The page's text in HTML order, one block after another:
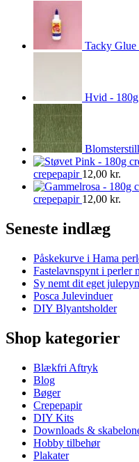
Tacky
Hvid -
crepepapir 12,00 kr.
crepepapir 12,00 kr.
Seneste indlæg
Påskekurve i Hama
Fastelavnspynt i perler
Sy nemt dit eget
Posca Julevinduer
DIY Blyantsholder
Shop kategorier
Blækfri Aftryk
Blog
Bøger
Crepepapir
DIY Kits
Downloads &
Hobby tilbehør
Plakater